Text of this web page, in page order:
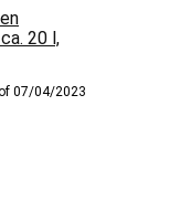
20 l,
07/04/2023